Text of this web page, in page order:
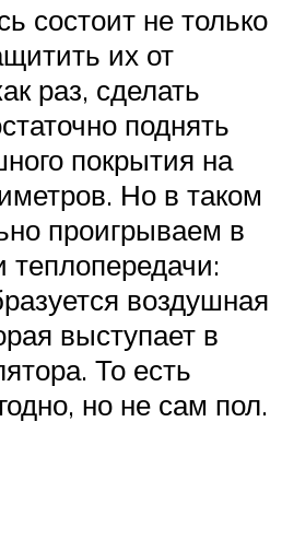
состоит не только
их от
раз, сделать
поднять
покрытия на
Но в таком
проигрываем в
воздушная
выступает в
То есть
но не сам пол.